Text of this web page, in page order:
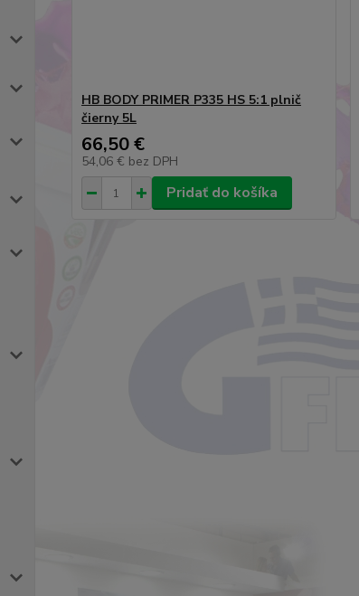
HB BODY PRIMER P335 HS 5:1 plnič
čierny 5L
66,50 €
54,06 € bez DPH
Pridať do košíka